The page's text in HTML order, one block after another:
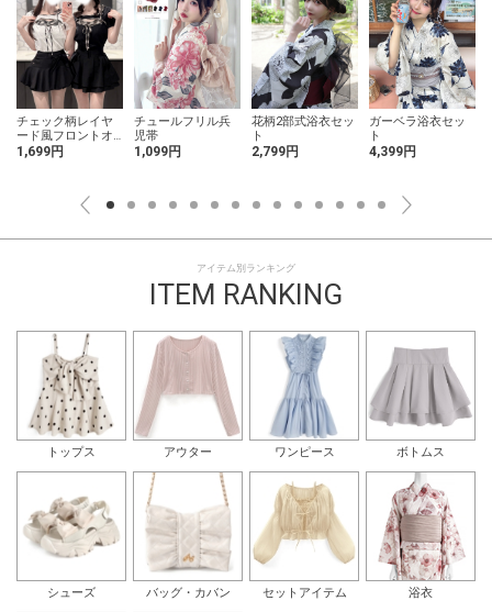
チェック柄レイヤ
ード風フロントオ
ープンリボントッ
1,699円
チュールフリル兵
児帯
1,099円
花柄2部式浴衣セッ
ト
2,799円
ガーベラ浴衣セッ
ト
4,399円
アイテム別ランキング
ITEM RANKING
トップス アウター ワンピース ボトムス
シューズ バッグ・カバン セットアイテム 浴衣